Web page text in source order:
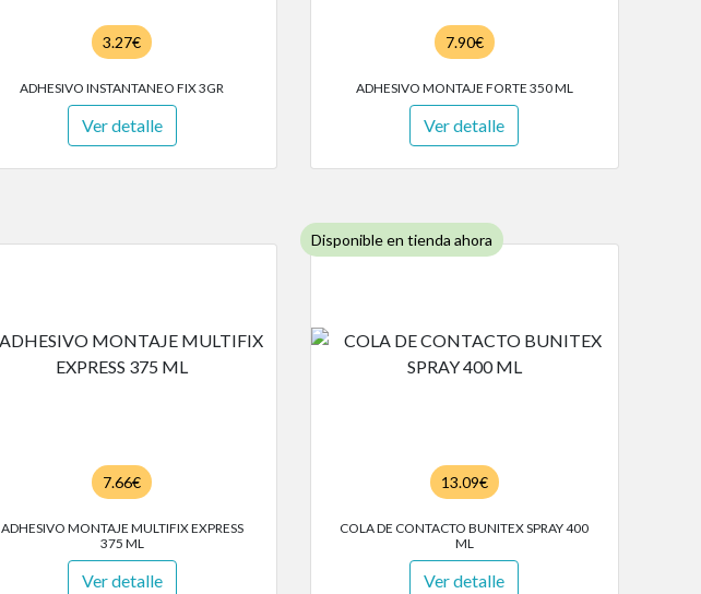
3.27€
ADHESIVO INSTANTANEO FIX 3GR
Ver detalle
7.90€
ADHESIVO MONTAJE FORTE 350 ML
Ver detalle
7.66€
ADHESIVO MONTAJE MULTIFIX EXPRESS
375 ML
Ver detalle
Disponible en tienda ahora
13.09€
COLA DE CONTACTO BUNITEX SPRAY 400
ML
Ver detalle